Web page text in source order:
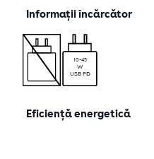
Informații încărcător
10-45
W
USB PD
Eficiență energetică
de pe acest site